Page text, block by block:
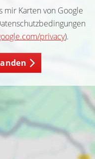
mir Karten von Google
privacy).